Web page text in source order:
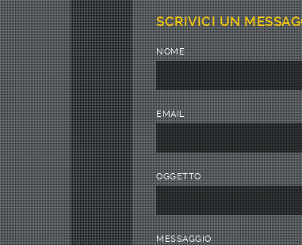
SCRIVICI UN
NOME
EMAIL
OGGETTO
MESSAGGIO